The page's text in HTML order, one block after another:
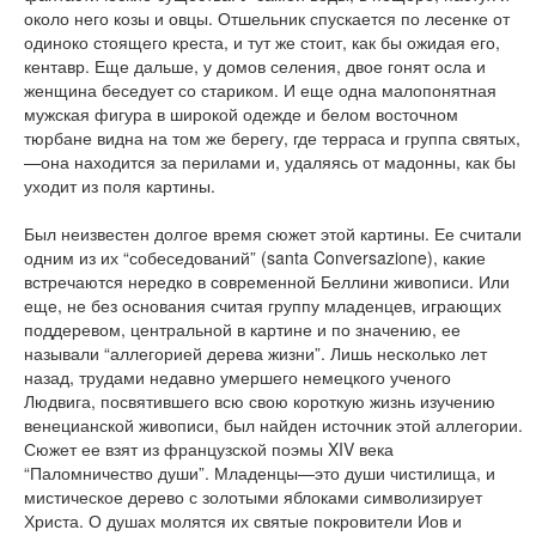
около него козы и овцы. Отшельник спускается по лесенке от
одиноко стоящего креста, и тут же стоит, как бы ожидая его,
кентавр. Еще дальше, у домов селения, двое гонят осла и
женщина беседует со стариком. И еще одна малопонятная
мужская фигура в широкой одежде и белом восточном
тюрбане видна на том же берегу, где терраса и группа святых,
—она находится за перилами и, удаляясь от мадонны, как бы
уходит из поля картины.
Был неизвестен долгое время сюжет этой картины. Ее считали
одним из их “собеседований” (santa Conversazione), какие
встречаются нередко в современной Беллини живописи. Или
еще, не без основания считая группу младенцев, играющих
поддеревом, центральной в картине и по значению, ее
называли “аллегорией дерева жизни”. Лишь несколько лет
назад, трудами недавно умершего немецкого ученого
Людвига, посвятившего всю свою короткую жизнь изучению
венецианской живописи, был найден источник этой аллегории.
Сюжет ее взят из французской поэмы XIV века
“Паломничество души”. Младенцы—это души чистилища, и
мистическое дерево с золотыми яблоками символизирует
Христа. О душах молятся их святые покровители Иов и